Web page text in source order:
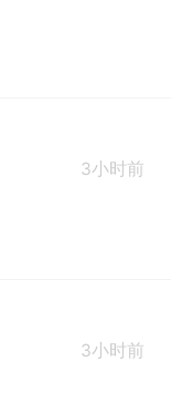
3小时前
3小时前